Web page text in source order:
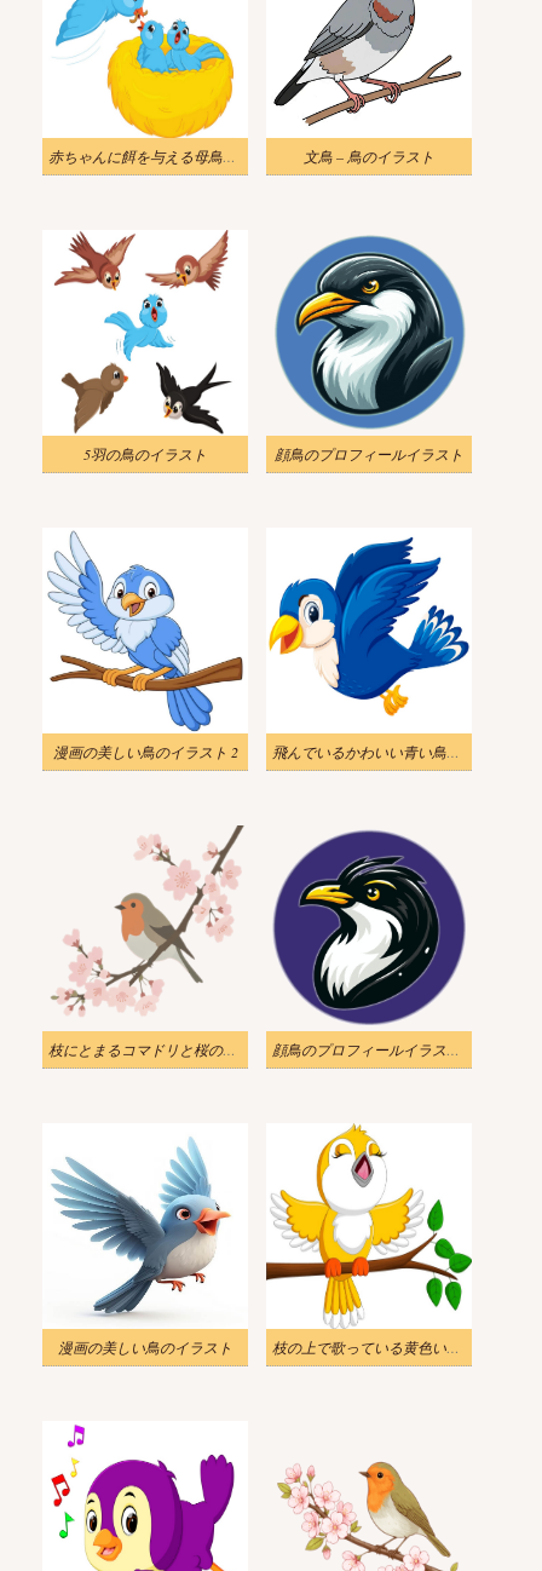
赤ちゃんに餌を与える母鳥のイラスト 文鳥 – 鳥のイラスト
5羽の鳥のイラスト 顔鳥のプロフィールイラスト
漫画の美しい鳥のイラスト 2 飛んでいるかわいい青い鳥のイラスト
枝にとまるコマドリと桜のイラスト画像 顔鳥のプロフィールイラスト 2
漫画の美しい鳥のイラスト 枝の上で歌っている黄色い鳥のイラスト